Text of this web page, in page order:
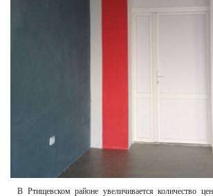
В Ртищевском районе увеличивается количество